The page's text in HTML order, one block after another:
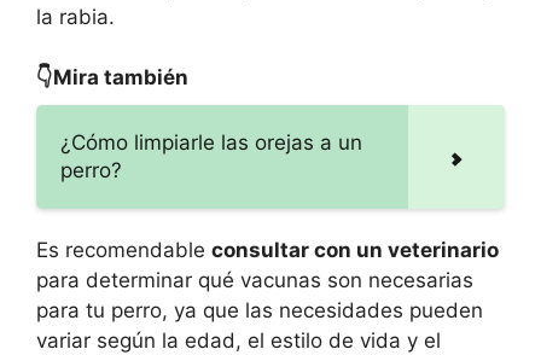
la rabia.
👇Mira también
¿Cómo limpiarle las orejas a un
perro?
Es recomendable consultar con un veterinario
para determinar qué vacunas son necesarias
para tu perro, ya que las necesidades pueden
variar según la edad, el estilo de vida y el